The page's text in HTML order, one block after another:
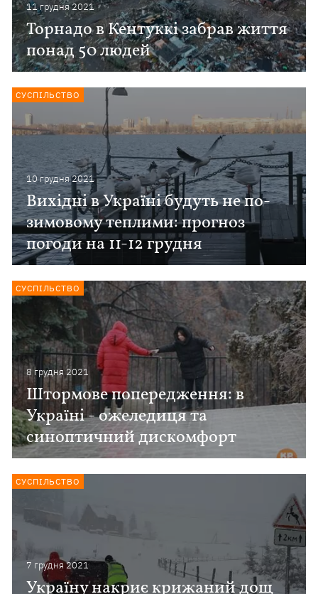
11 грудня 2021
Торнадо в Кентуккі забрав життя
понад 50 людей
10 грудня 2021
Вихідні в Україні будуть не по-
зимовому теплими: прогноз
погоди на 11-12 грудня
СУСПІЛЬСТВО
8 грудня 2021
Штормове попередження: в
Україні - ожеледиця та
синоптичний дискомфорт
СУСПІЛЬСТВО
7 грудня 2021
Україну накриє крижаний дощ
СУСПІЛЬСТВО